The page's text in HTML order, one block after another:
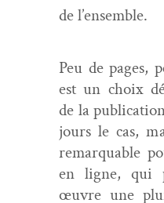
de l’ensemble.
Peu de pages,
est un choix
de la
jours le cas,
remar­quable
en ligne, qui
œuvre une